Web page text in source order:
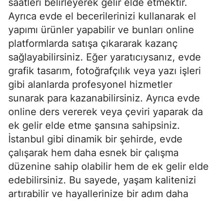
saatleri belirleyerek gelir elde etmektir.
Ayrıca evde el becerilerinizi kullanarak el
yapımı ürünler yapabilir ve bunları online
platformlarda satışa çıkararak kazanç
sağlayabilirsiniz. Eğer yaratıcıysanız, evde
grafik tasarım, fotoğrafçılık veya yazı işleri
gibi alanlarda profesyonel hizmetler
sunarak para kazanabilirsiniz. Ayrıca evde
online ders vererek veya çeviri yaparak da
ek gelir elde etme şansına sahipsiniz.
İstanbul gibi dinamik bir şehirde, evde
çalışarak hem daha esnek bir çalışma
düzenine sahip olabilir hem de ek gelir elde
edebilirsiniz. Bu sayede, yaşam kalitenizi
artırabilir ve hayallerinize bir adım daha